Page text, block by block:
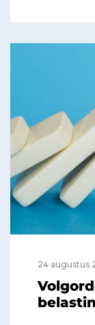
24 augustus